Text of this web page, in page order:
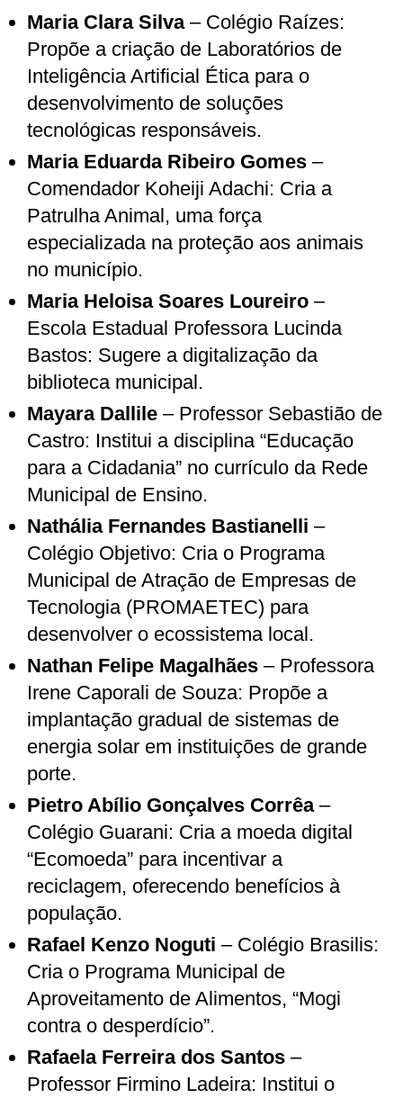
Maria Clara Silva– Colégio Raízes:
Propõe a criação de Laboratórios de
Inteligência Artificial Ética para o
desenvolvimento de soluções
tecnológicas responsáveis.
Maria Eduarda Ribeiro Gomes –
Comendador Koheiji Adachi: Cria a
Patrulha Animal, uma força
especializada na proteção aos animais
no município.
Maria Heloisa Soares Loureiro –
Escola Estadual Professora Lucinda
Bastos: Sugere a digitalização da
biblioteca municipal.
Mayara Dallile – Professor Sebastião de
Castro: Institui a disciplina “Educação
para a Cidadania” no currículo da Rede
Municipal de Ensino.
Nathália Fernandes Bastianelli –
Colégio Objetivo: Cria o Programa
Municipal de Atração de Empresas de
Tecnologia (PROMAETEC) para
desenvolver o ecossistema local.
Nathan Felipe Magalhães – Professora
Irene Caporali de Souza: Propõe a
implantação gradual de sistemas de
energia solar em instituições de grande
porte.
Pietro Abílio Gonçalves Corrêa–
Colégio Guarani: Cria a moeda digital
“Ecomoeda” para incentivar a
reciclagem, oferecendo benefícios à
população.
Rafael Kenzo Noguti – Colégio Brasilis:
Cria o Programa Municipal de
Aproveitamento de Alimentos, “Mogi
contra o desperdício”.
Rafaela Ferreira dos Santos –
Professor Firmino Ladeira: Institui o